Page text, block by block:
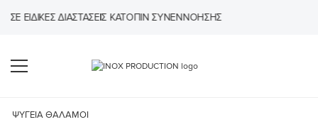
ΔΙΑΣΤΆΣΕΙΣ ΚΑΤΌΠΙΝ ΣΥΝΕΝΝΌΗΣΗΣ
ΨΥΓΕΙΑ ΘΑΛΑΜΟΙ